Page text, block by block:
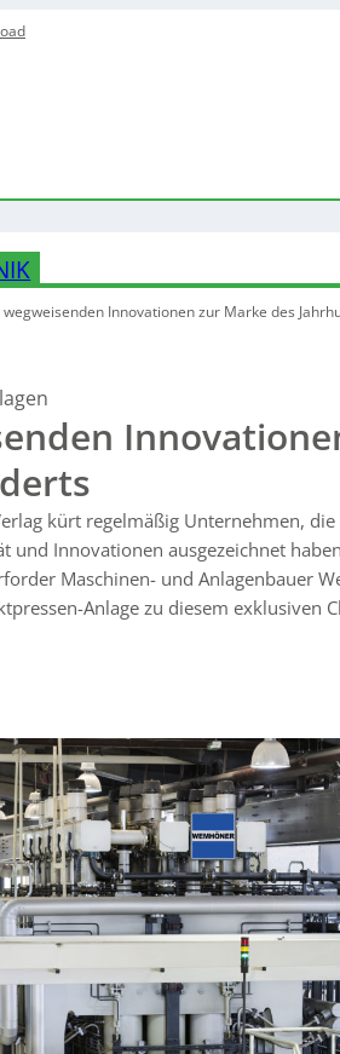
wegweisenden Innovationen zur Marke des
kürt regelmäßig Unternehmen,
und Innovationen ausgezeichnet
Maschinen- und Anlagenbauer
Anlage zu diesem exklusiven